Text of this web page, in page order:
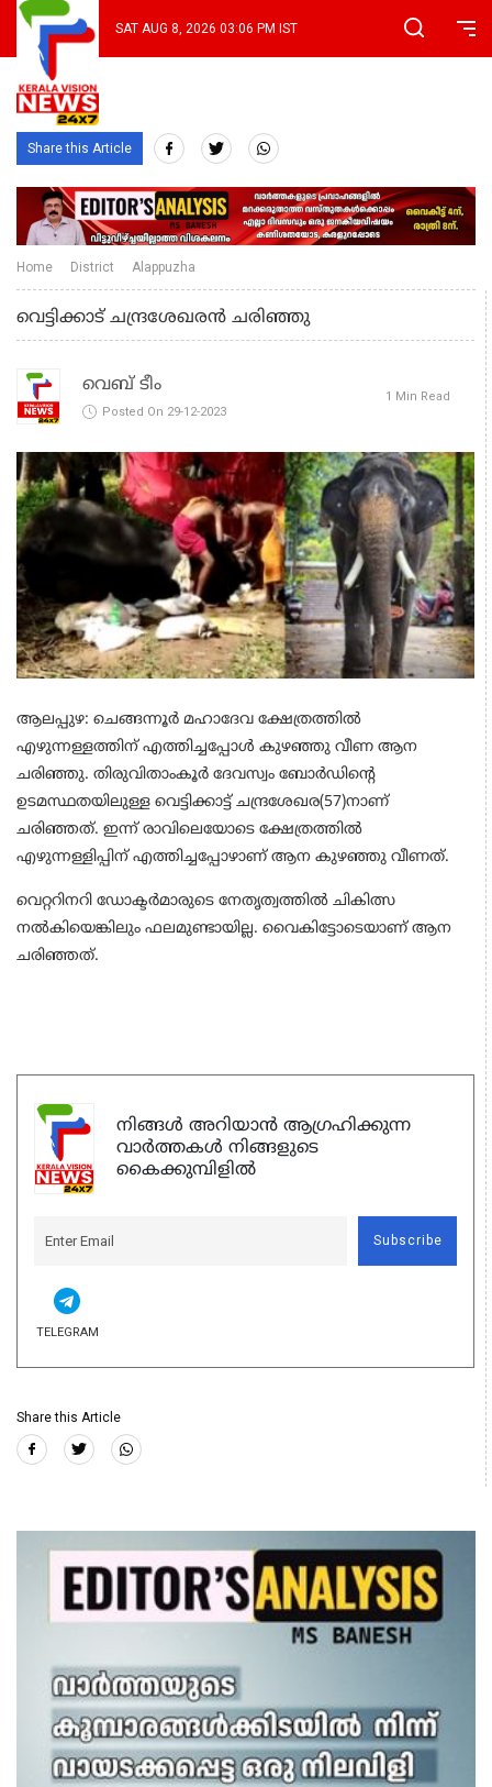
SAT AUG 8, 2026 03:06 PM IST
Share this Article
Home District Alappuzha
വെട്ടിക്കാട് ചന്ദ്രശേഖരൻ ചരിഞ്ഞു
വെബ് ടീം
Posted On 29-12-2023
1 Min Read
ആലപ്പുഴ: ചെങ്ങന്നൂർ മഹാദേവ ക്ഷേത്രത്തിൽ
എഴുന്നള്ളത്തിന് എത്തിച്ചപ്പോൾ കുഴഞ്ഞു വീണ ആന
ചരിഞ്ഞു. തിരുവിതാംകൂർ ദേവസ്വം ബോർഡിന്റെ
ഉടമസ്ഥതയിലുള്ള വെട്ടിക്കാട്ട് ചന്ദ്രശേഖര(57)നാണ്
ചരിഞ്ഞത്. ഇന്ന് രാവിലെയോടെ ക്ഷേത്രത്തിൽ
എഴുന്നള്ളിപ്പിന് എത്തിച്ചപ്പോഴാണ് ആന കുഴഞ്ഞു വീണത്.
വെറ്ററിനറി ഡോക്ടർമാരുടെ നേതൃത്വത്തിൽ ചികിത്സ
നൽകിയെങ്കിലും ഫലമുണ്ടായില്ല. വൈകിട്ടോടെയാണ് ആന
ചരിഞ്ഞത്.
നിങ്ങൾ അറിയാൻ ആഗ്രഹിക്കുന്ന
വാർത്തകൾ നിങ്ങളുടെ
കൈക്കുമ്പിളിൽ
Subscribe
TELEGRAM
Share this Article